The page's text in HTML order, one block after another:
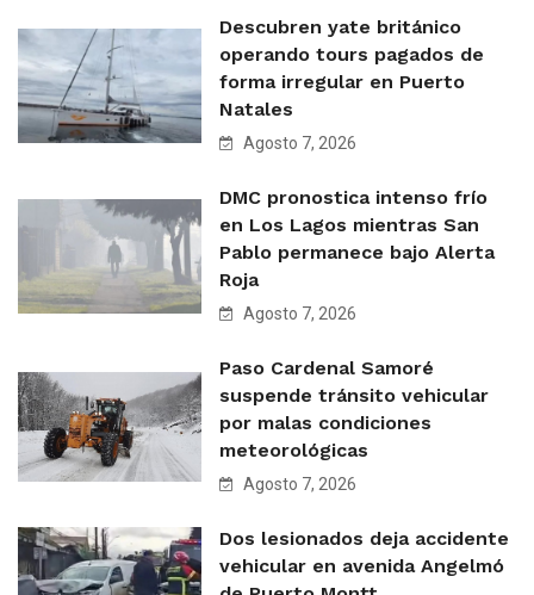
Descubren yate británico
operando tours pagados de
forma irregular en Puerto
Natales
Agosto 7, 2026
DMC pronostica intenso frío
en Los Lagos mientras San
Pablo permanece bajo Alerta
Roja
Agosto 7, 2026
Paso Cardenal Samoré
suspende tránsito vehicular
por malas condiciones
meteorológicas
Agosto 7, 2026
Dos lesionados deja accidente
vehicular en avenida Angelmó